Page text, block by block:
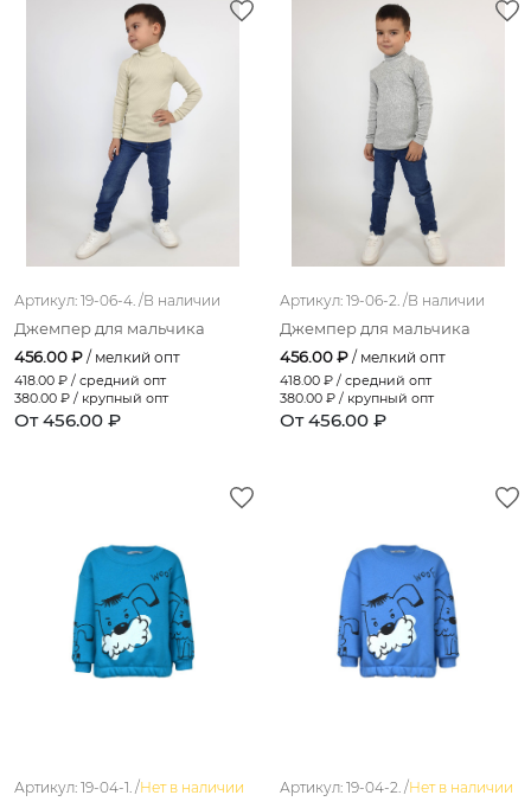
Артикул: 19-06-4. /В наличии
Джемпер для мальчика
456.00 ₽ / мелкий опт
418.00 ₽ / средний опт
380.00 ₽ / крупный опт
От 456.00 ₽
Артикул: 19-06-2. /В наличии
Джемпер для мальчика
456.00 ₽ / мелкий опт
418.00 ₽ / средний опт
380.00 ₽ / крупный опт
От 456.00 ₽
Артикул: 19-04-1. /Нет в наличии
Артикул: 19-04-2. /Нет в наличии